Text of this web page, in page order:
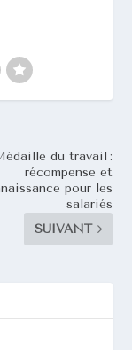
du travail :
récompense et
pour les
salariés
SUIVANT